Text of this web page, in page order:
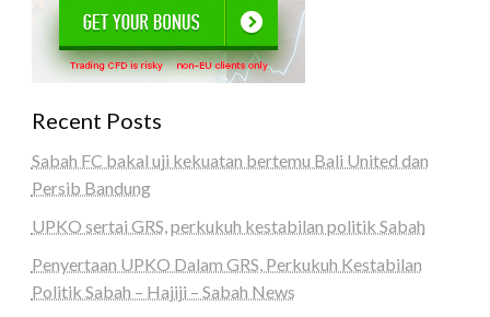
Recent Posts
Sabah FC bakal uji kekuatan bertemu Bali United dan
Persib Bandung
UPKO sertai GRS, perkukuh kestabilan politik Sabah
Penyertaan UPKO Dalam GRS, Perkukuh Kestabilan
Politik Sabah – Hajiji – Sabah News